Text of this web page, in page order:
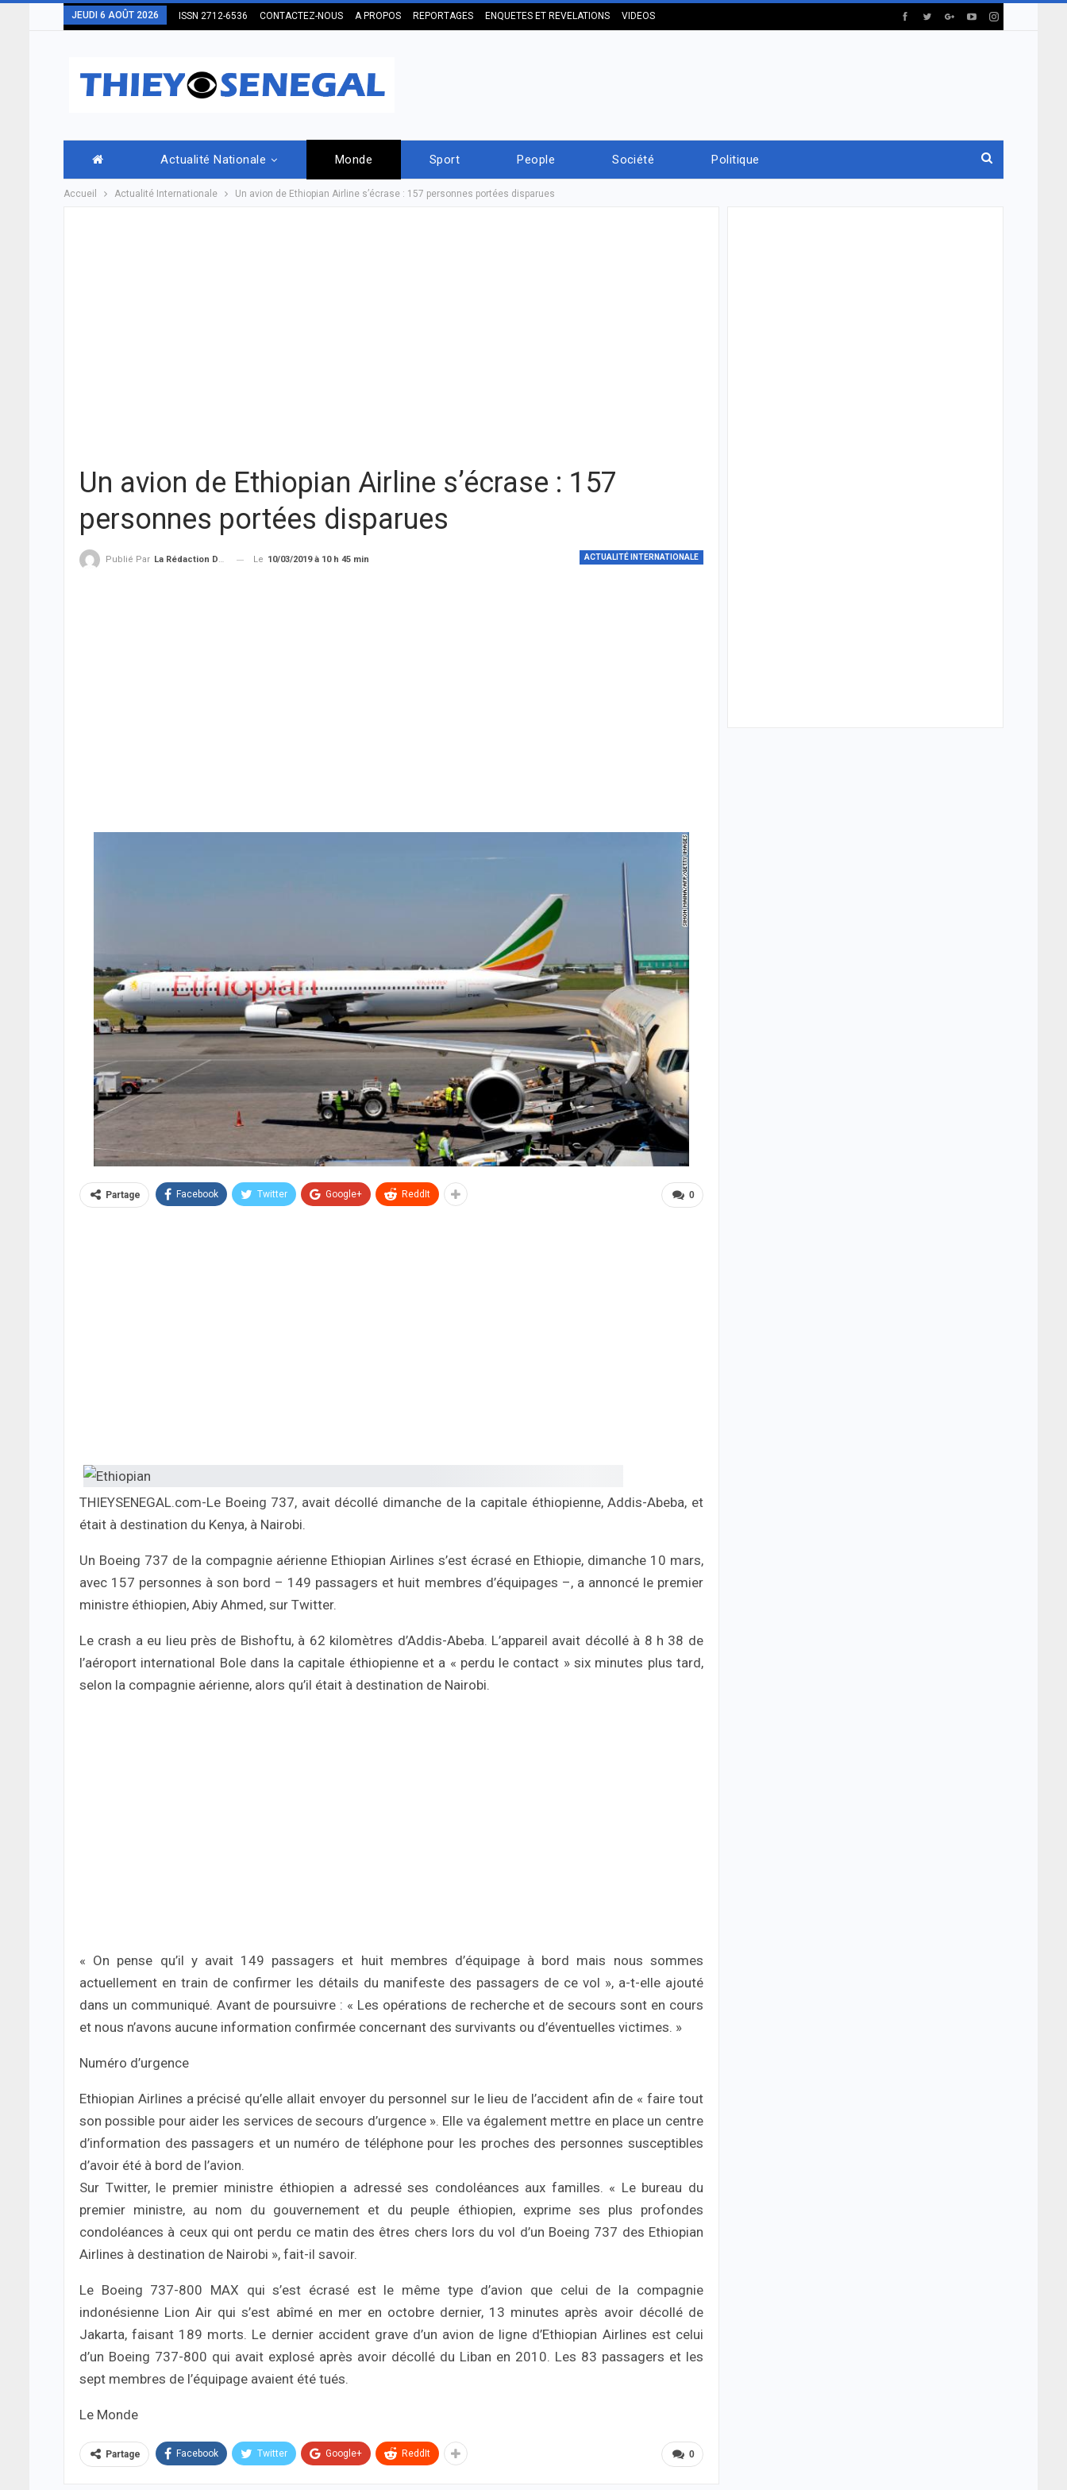
JEUDI 6 AOÛT 2026 ISSN 2712-6536 CONTACTEZ-NOUS A PROPOS REPORTAGES ENQUETES ET REVELATIONS VIDEOS
Actualité Nationale Monde Sport People Société Politique
Accueil Actualité Internationale Un avion de Ethiopian Airline s’écrase : 157 personnes portées disparues
Un avion de Ethiopian Airline s’écrase : 157
personnes portées disparues
ACTUALITÉ INTERNATIONALE
Publié Par La Rédaction De THIEYSENEGAL.com Le 10/03/2019 à 10 h 45 min
0
Partage Facebook Twitter Google+ ReddIt
THIEYSENEGAL.com-Le Boeing 737, avait décollé dimanche de la capitale éthiopienne, Addis-Abeba, et
était à destination du Kenya, à Nairobi.
Un Boeing 737 de la compagnie aérienne Ethiopian Airlines s’est écrasé en Ethiopie, dimanche 10 mars,
avec 157 personnes à son bord – 149 passagers et huit membres d’équipages –, a annoncé le premier
ministre éthiopien, Abiy Ahmed, sur Twitter.
Le crash a eu lieu près de Bishoftu, à 62 kilomètres d’Addis-Abeba. L’appareil avait décollé à 8 h 38 de
l’aéroport international Bole dans la capitale éthiopienne et a « perdu le contact » six minutes plus tard,
selon la compagnie aérienne, alors qu’il était à destination de Nairobi.
« On pense qu’il y avait 149 passagers et huit membres d’équipage à bord mais nous sommes
actuellement en train de confirmer les détails du manifeste des passagers de ce vol », a-t-elle ajouté
dans un communiqué. Avant de poursuivre : « Les opérations de recherche et de secours sont en cours
et nous n’avons aucune information confirmée concernant des survivants ou d’éventuelles victimes. »
Numéro d’urgence
Ethiopian Airlines a précisé qu’elle allait envoyer du personnel sur le lieu de l’accident afin de « faire tout
son possible pour aider les services de secours d’urgence ». Elle va également mettre en place un centre
d’information des passagers et un numéro de téléphone pour les proches des personnes susceptibles
d’avoir été à bord de l’avion.
Sur Twitter, le premier ministre éthiopien a adressé ses condoléances aux familles. « Le bureau du
premier ministre, au nom du gouvernement et du peuple éthiopien, exprime ses plus profondes
condoléances à ceux qui ont perdu ce matin des êtres chers lors du vol d’un Boeing 737 des Ethiopian
Airlines à destination de Nairobi », fait-il savoir.
Le Boeing 737-800 MAX qui s’est écrasé est le même type d’avion que celui de la compagnie
indonésienne Lion Air qui s’est abîmé en mer en octobre dernier, 13 minutes après avoir décollé de
Jakarta, faisant 189 morts. Le dernier accident grave d’un avion de ligne d’Ethiopian Airlines est celui
d’un Boeing 737-800 qui avait explosé après avoir décollé du Liban en 2010. Les 83 passagers et les
sept membres de l’équipage avaient été tués.
Le Monde
0
Partage Facebook Twitter Google+ ReddIt